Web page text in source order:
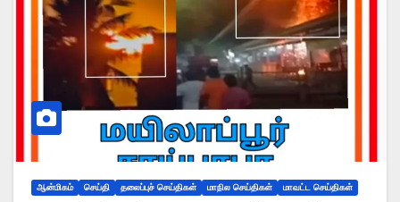
ஆன்மிகம் செய்தி தலைப்புச் செய்திகள் மாநில செய்திகள் மாவட்ட செய்திகள்